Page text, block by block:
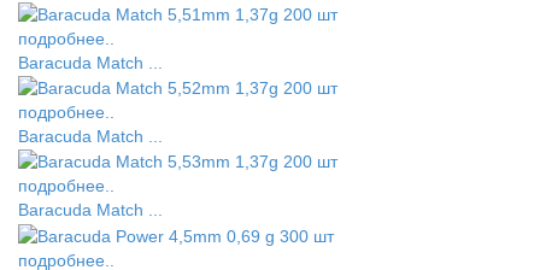
подробнее..
Baracuda Match ...
подробнее..
Baracuda Match ...
подробнее..
Baracuda Match ...
подробнее..